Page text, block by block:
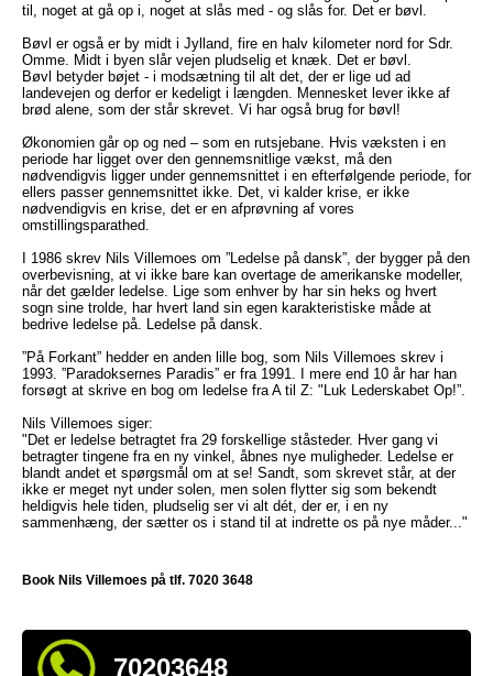
til, noget at gå op i, noget at slås med - og slås for. Det er bøvl.
Bøvl er også er by midt i Jylland, fire en halv kilometer nord for Sdr.
Omme. Midt i byen slår vejen pludselig et knæk. Det er bøvl.
Bøvl betyder bøjet - i modsætning til alt det, der er lige ud ad
landevejen og derfor er kedeligt i længden. Mennesket lever ikke af
brød alene, som der står skrevet. Vi har også brug for bøvl!
Økonomien går op og ned – som en rutsjebane. Hvis væksten i en
periode har ligget over den gennemsnitlige vækst, må den
nødvendigvis ligger under gennemsnittet i en efterfølgende periode, for
ellers passer gennemsnittet ikke. Det, vi kalder krise, er ikke
nødvendigvis en krise, det er en afprøvning af vores
omstillingsparathed.
I 1986 skrev Nils Villemoes om ”Ledelse på dansk”, der bygger på den
overbevisning, at vi ikke bare kan overtage de amerikanske modeller,
når det gælder ledelse. Lige som enhver by har sin heks og hvert
sogn sine trolde, har hvert land sin egen karakteristiske måde at
bedrive ledelse på. Ledelse på dansk.
”På Forkant” hedder en anden lille bog, som Nils Villemoes skrev i
1993. ”Paradoksernes Paradis” er fra 1991. I mere end 10 år har han
forsøgt at skrive en bog om ledelse fra A til Z: "Luk Lederskabet Op!”.
Nils Villemoes siger:
"Det er ledelse betragtet fra 29 forskellige ståsteder. Hver gang vi
betragter tingene fra en ny vinkel, åbnes nye muligheder. Ledelse er
blandt andet et spørgsmål om at se! Sandt, som skrevet står, at der
ikke er meget nyt under solen, men solen flytter sig som bekendt
heldigvis hele tiden, pludselig ser vi alt dét, der er, i en ny
sammenhæng, der sætter os i stand til at indrette os på nye måder..."
Book Nils Villemoes på tlf. 7020 3648
70203648